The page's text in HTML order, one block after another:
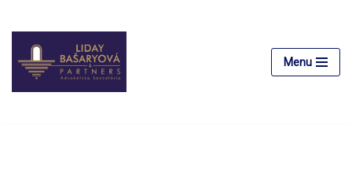
Skip
to
content
Menu